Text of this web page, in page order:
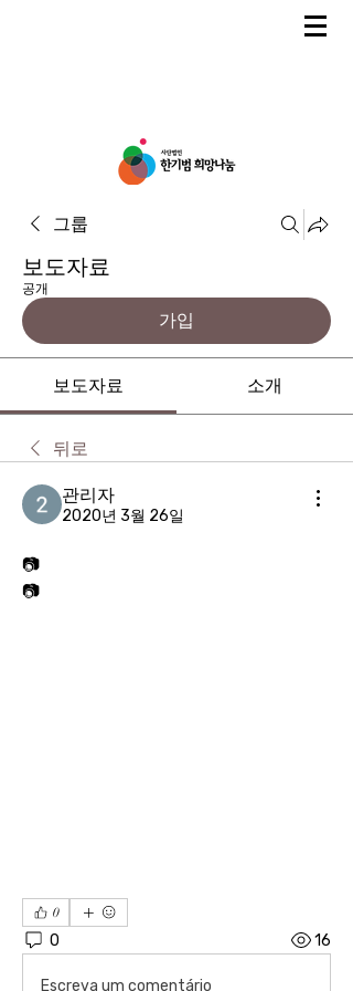
그룹
보도자료
공개
가입
보도자료 소개
뒤로
관리자
2020년 3월 26일
📷
📷
0
0 16
Escreva um comentário